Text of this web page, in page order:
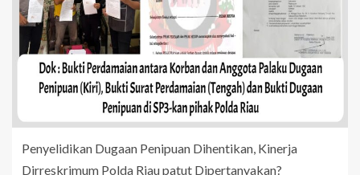
Penyelidikan Dugaan Penipuan Dihentikan, Kinerja
Dirreskrimum Polda Riau patut Dipertanyakan?